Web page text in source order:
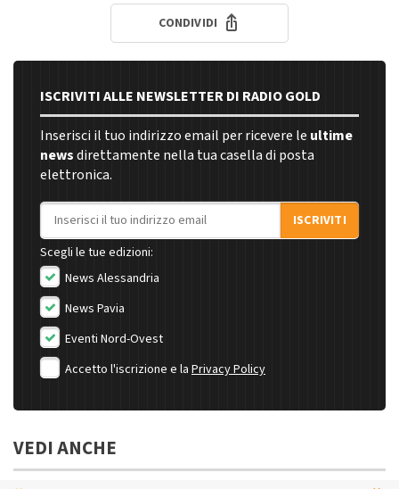
CONDIVIDI
ISCRIVITI ALLE NEWSLETTER DI RADIO GOLD
Inserisci il tuo indirizzo email per ricevere le ultime
newsdirettamente nella tua casella di posta
elettronica.
Indirizzo email
ISCRIVITI
Scegli le tue edizioni:
News Alessandria
News Pavia
Eventi Nord-Ovest
Accetto l'iscrizione e la Privacy Policy
VEDI ANCHE